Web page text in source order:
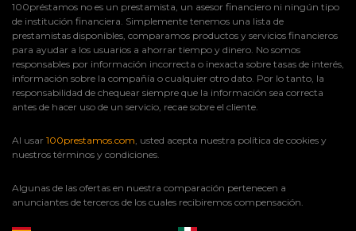
100préstamos no es un prestamista, un asesor financiero ni ningún tipo
de institución financiera. Simplemente tenemos una lista de
prestamistas disponibles, comparamos productos y servicios financieros
para ayudar a los usuarios a ahorrar tiempo y dinero. No somos
responsables por información incorrecta o inexacta sobre tasas de interés,
información sobre la compañía o cualquier otro dato. Por lo tanto, la
responsabilidad de chequear siempre que la información sea correcta
antes de hacer uso de un servicio, recae sobre el cliente.
Al usar 100prestamos.com, usted acepta nuestra política de cookies y
nuestros términos y condiciones.
Algunas de las ofertas en nuestra comparación pertenecen a
anunciantes de terceros de los cuales recibiremos compensación.